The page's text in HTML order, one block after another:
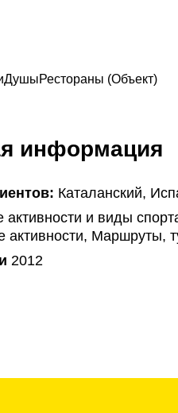
ДушыРестораны (Объект)
информация
Каталанский,
и виды
активности, Маршруты,
2012